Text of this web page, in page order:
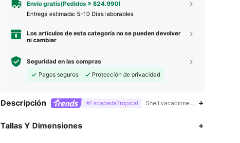
Envío gratis(Pedidos ≥ $24.990)
Entrega estimada: 5-10 Días laborables
Los artículos de esta categoría no se pueden devolver
ni cambiar
Seguridad en las compras
Pagos seguros
Protección de privacidad
Descripción #EscapadaTropical Shell,vacaciones en la
Tallas Y Dimensiones